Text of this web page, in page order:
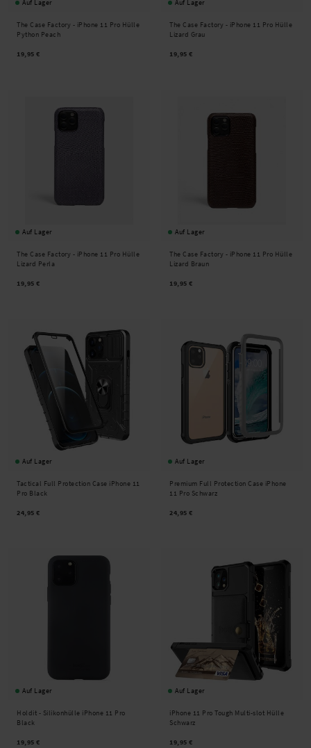
Auf Lager
The Case Factory - iPhone 11 Pro Hülle
Python Peach
19,95 €
Auf Lager
The Case Factory - iPhone 11 Pro Hülle
Lizard Grau
19,95 €
Auf Lager
The Case Factory - iPhone 11 Pro Hülle
Lizard Perla
19,95 €
Auf Lager
The Case Factory - iPhone 11 Pro Hülle
Lizard Braun
19,95 €
Auf Lager
Tactical Full Protection Case iPhone 11
Pro Black
24,95 €
Auf Lager
Premium Full Protection Case iPhone
11 Pro Schwarz
24,95 €
Auf Lager
Holdit - Silikonhülle iPhone 11 Pro
Black
19,95 €
Auf Lager
iPhone 11 Pro Tough Multi-slot Hülle
Schwarz
19,95 €